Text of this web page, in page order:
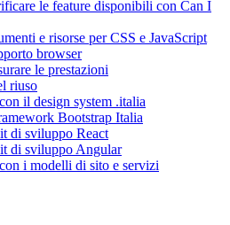
le feature disponibili con Can I
e risorse per CSS e JavaScript
browser
le prestazioni
riuso
il design system .italia
Bootstrap Italia
di sviluppo React
di sviluppo Angular
i modelli di sito e servizi